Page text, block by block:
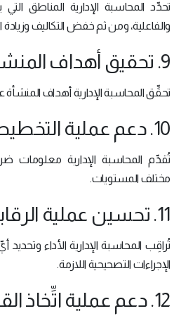
تحدِّد المحاسبة الإدارية المناطق
والفاعلية، ومن ثم خفض التكاليف وزيادة
9. تحقيق أهداف المنشأة:
تحقِّق المحاسبة الإدارية أهداف المنشأة
10. دعم عملية التخطيط:
تُقدِّم المحاسبة الإدارية معلومات
مختلف المستويات.
11. تحسين عملية الرقابة:
تُراقِب المحاسبة الإدارية الأداء
الإجراءات التصحيحية اللازمة.
12. دعم عملية اتِّخاذ القرارات: